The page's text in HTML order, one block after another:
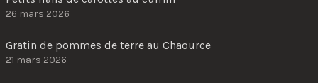
26 mars 2026
Gratin de pommes de terre au Chaource
21 mars 2026